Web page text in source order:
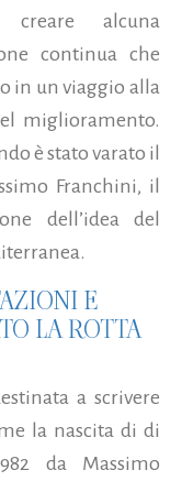
alcuna
continua che
in un viaggio alla
miglioramento.
è stato varato il
Franchini, il
dell’idea del
E
LA ROTTA
a scrivere
la nascita di di
da Massimo